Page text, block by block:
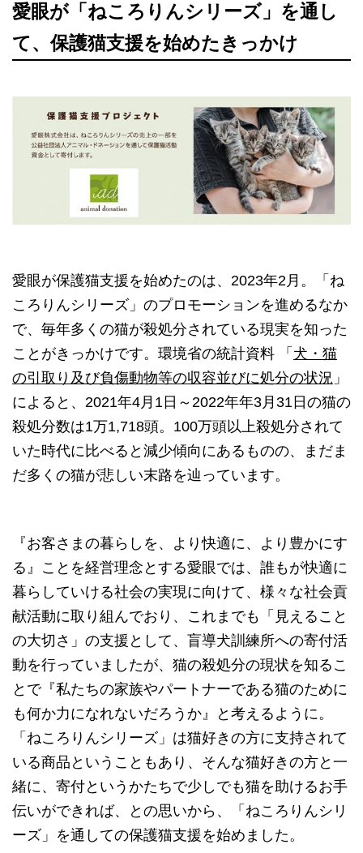
愛眼が「ねころりんシリーズ」を通し
て、保護猫支援を始めたきっかけ
愛眼が保護猫支援を始めたのは、2023年2月。「ね
ころりんシリーズ」のプロモーションを進めるなか
で、毎年多くの猫が殺処分されている現実を知った
ことがきっかけです。環境省の統計資料 「 犬・猫
の引取り及び負傷動物等の収容並びに処分の状況 」
によると、2021年4月1日～2022年年3月31日の猫の
殺処分数は1万1,718頭。100万頭以上殺処分されて
いた時代に比べると減少傾向にあるものの、まだま
だ多くの猫が悲しい末路を辿っています。
『お客さまの暮らしを、より快適に、より豊かにす
る』ことを経営理念とする愛眼では、誰もが快適に
暮らしていける社会の実現に向けて、様々な社会貢
献活動に取り組んでおり、これまでも「見えること
の大切さ」の支援として、盲導犬訓練所への寄付活
動を行っていましたが、猫の殺処分の現状を知るこ
とで『私たちの家族やパートナーである猫のために
も何か力になれないだろうか』と考えるように。
「ねころりんシリーズ」は猫好きの方に支持されて
いる商品ということもあり、そんな猫好きの方と一
緒に、寄付というかたちで少しでも猫を助けるお手
伝いができれば、との思いから、「ねころりんシリ
ーズ」を通しての保護猫支援を始めました。